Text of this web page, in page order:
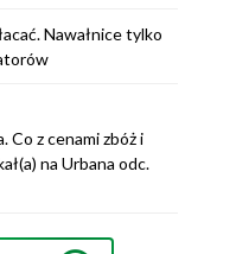
Nawałnice tylko
Co z cenami zbóż i
na Urbana odc.